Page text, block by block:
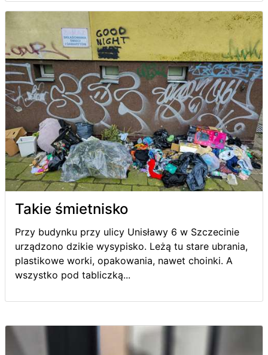
Takie śmietnisko
Przy budynku przy ulicy Unisławy 6 w Szczecinie
urządzono dzikie wysypisko. Leżą tu stare ubrania,
plastikowe worki, opakowania, nawet choinki. A
wszystko pod tabliczką...